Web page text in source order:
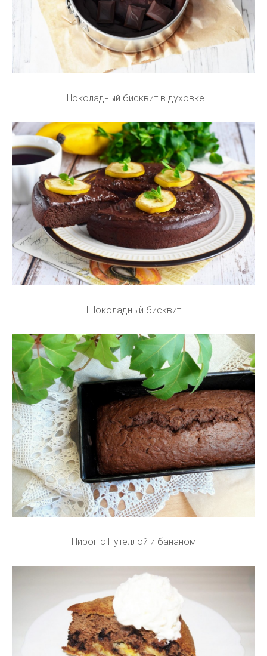
Шоколадный бисквит в духовке
Шоколадный бисквит
Пирог с Нутеллой и бананом